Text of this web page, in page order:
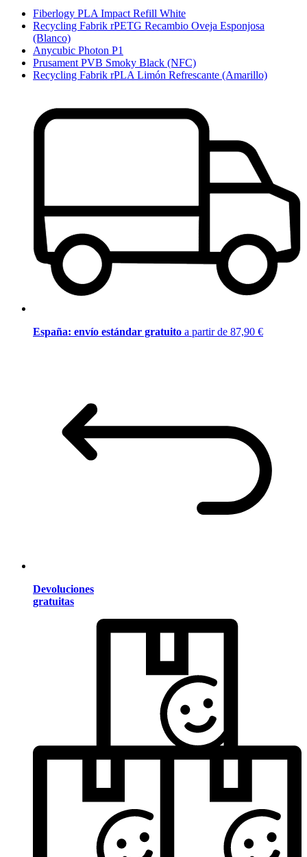
Fiberlogy PLA Impact Refill White
Recycling Fabrik rPETG Recambio Oveja Esponjosa
(Blanco)
Anycubic Photon P1
Prusament PVB Smoky Black (NFC)
Recycling Fabrik rPLA Limón Refrescante (Amarillo)
España: envío estándar gratuito a partir de 87,90 €
Devoluciones
gratuitas